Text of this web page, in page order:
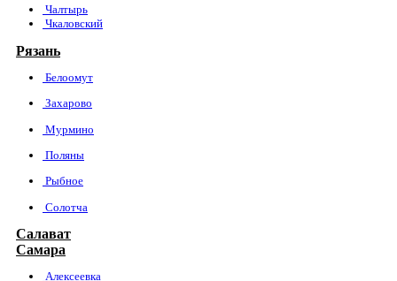
Чалтырь
Чкаловский
Рязань
Белоомут
Захарово
Мурмино
Поляны
Рыбное
Солотча
Салават
Самара
Алексеевка